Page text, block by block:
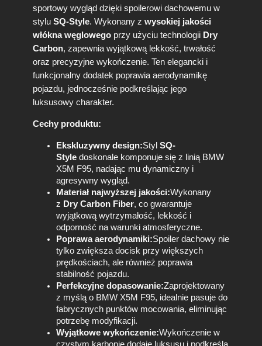
i
l
e
r
D
a
h
o
w
y
sportowy wygląd dzięki spoilerowi dachowemu w
stylu SQ-Style. Wykonany z wysokiej jakości
włókna węglowego przy użyciu technologii Dry
Carbon, zapewnia wyjątkową lekkość, trwałość
oraz precyzyjne wykończenie. Ten elegancki i
funkcjonalny dodatek poprawia aerodynamikę
pojazdu, jednocześnie podkreślając jego
luksusowy charakter.
Cechy produktu:
Ekskluzywny design:Styl SQ-
Style doskonale komponuje się z linią BMW
X5M F95, nadając mu dynamiczny i
agresywny wygląd.
Materiał najwyższej jakości:Wykonany
z Dry Carbon Fiber, co gwarantuje
wyjątkową wytrzymałość, lekkość i
odporność na warunki atmosferyczne.
Poprawa aerodynamiki:Spoiler dachowy nie
tylko zwiększa docisk przy większych
prędkościach, ale również poprawia
stabilność pojazdu.
Perfekcyjne dopasowanie:Zaprojektowany
z myślą o BMW X5M F95, idealnie pasuje do
fabrycznych punktów mocowania, eliminując
potrzebę modyfikacji.
Wyjątkowe wykończenie:Wykończenie w